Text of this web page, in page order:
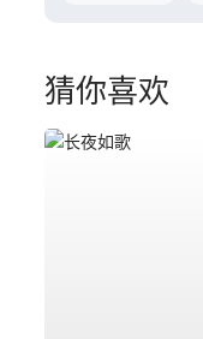
猜你喜欢